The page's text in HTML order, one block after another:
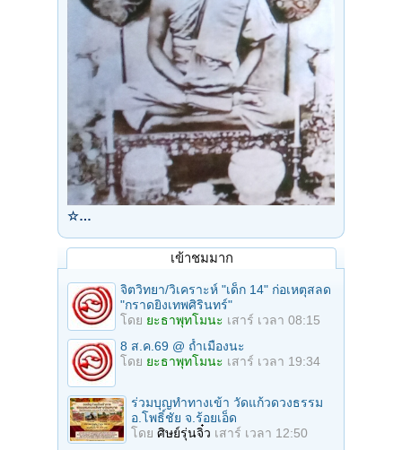
☆…
เข้าชมมาก
จิตวิทยา/วิเคราะห์ "เด็ก 14" ก่อเหตุสลด
"กราดยิงเทพศิรินทร์"
โดย ยะธาพุทโมนะ เสาร์ เวลา 08:15
8 ส.ค.69 @ ถ้ำเมืองนะ
โดย ยะธาพุทโมนะ เสาร์ เวลา 19:34
ร่วมบุญทําทางเข้า วัดแก้วดวงธรรม
อ.โพธิ์ชัย จ.ร้อยเอ็ด
โดย ศิษย์รุ่นจิ๋ว เสาร์ เวลา 12:50